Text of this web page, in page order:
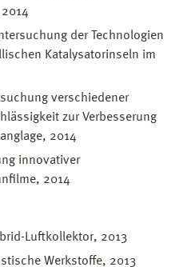
der Technologien
Katalysatorinseln im
verschiedener
zur Verbesserung
2014
innovativer
2014
Luftkollektor, 2013
Werkstoffe, 2013